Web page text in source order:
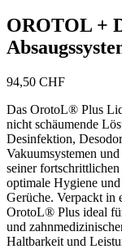
OROTOL +
94,50 CHF
Das OrotoL® Plus
nicht schäumende
Desinfektion,
Vakuumsystemen
seiner
optimale Hygiene
Gerüche. Verpackt in
OrotoL® Plus ideal
und
Haltbarkeit und